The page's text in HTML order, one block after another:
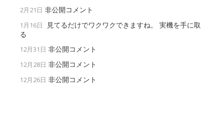
2月21日 非公開コメント
1月16日
見てるだけでワクワクできますね。 実機を手に取
る
12月31日 非公開コメント
12月28日 非公開コメント
12月26日 非公開コメント